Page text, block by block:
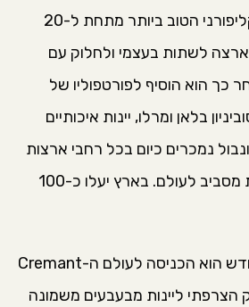
לייצר את הקברנה הקליפורני הטוב ביותר מתחת ל-20
לשתות בעצמי ולחלוק עם
כך הוא הוסיף לפורטפוליו של
בלאן ומרלו, יינות איכותיים
נמכרים כיום בכל רחבי ארצות
הברית ובכ-30 מדינות מסביב לעולם. בארץ יעלו כ-100
עוד חידוש בקטלוג החדש הוא הכניסה לעולם ה-Cremant
הצרפתי ליינות מבעבעים משמונה